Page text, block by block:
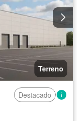
Terreno
Destacado